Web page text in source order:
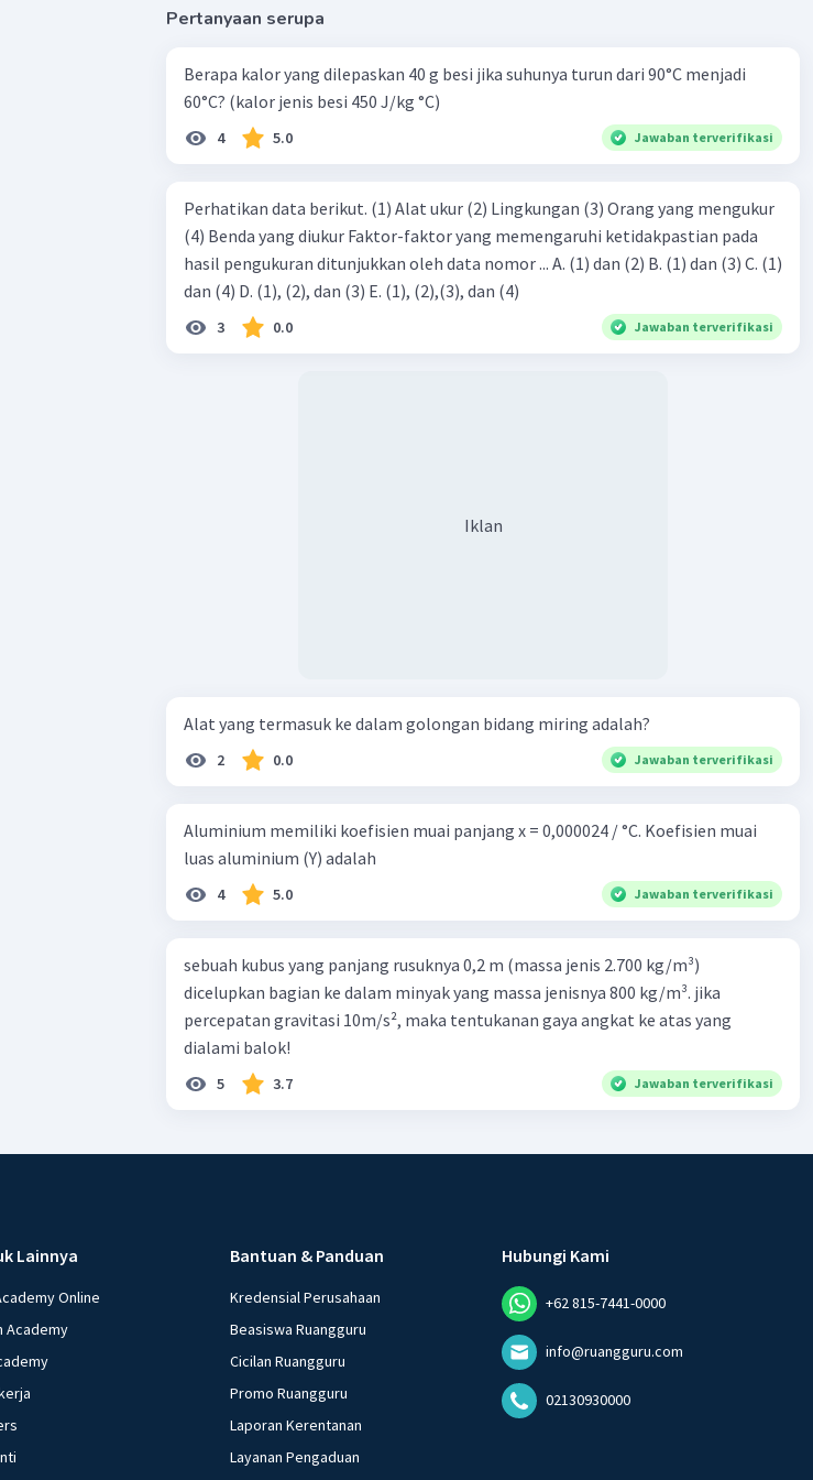
Pertanyaan serupa
Berapa kalor yang dilepaskan 40 g besi jika suhunya turun dari 90°C menjadi
60°C? (kalor jenis besi 450 J/kg °C)
4 5.0 Jawaban terverifikasi
Perhatikan data berikut. (1) Alat ukur (2) Lingkungan (3) Orang yang mengukur
(4) Benda yang diukur Faktor-faktor yang memengaruhi ketidakpastian pada
hasil pengukuran ditunjukkan oleh data nomor ... A. (1) dan (2) B. (1) dan (3) C. (1)
dan (4) D. (1), (2), dan (3) E. (1), (2),(3), dan (4)
3 0.0 Jawaban terverifikasi
Iklan
Alat yang termasuk ke dalam golongan bidang miring adalah?
2 0.0 Jawaban terverifikasi
Aluminium memiliki koefisien muai panjang x = 0,000024 / °C. Koefisien muai
luas aluminium (Y) adalah
4 5.0 Jawaban terverifikasi
sebuah kubus yang panjang rusuknya 0,2 m (massa jenis 2.700 kg/m³)
dicelupkan bagian ke dalam minyak yang massa jenisnya 800 kg/m³. jika
percepatan gravitasi 10m/s², maka tentukanan gaya angkat ke atas yang
dialami balok!
5 3.7 Jawaban terverifikasi
Lainnya
Online
Academy
Bantuan & Panduan
Kredensial Perusahaan
Beasiswa Ruangguru
Cicilan Ruangguru
Promo Ruangguru
Laporan Kerentanan
Layanan Pengaduan
Hubungi Kami
+62 815-7441-0000
info@ruangguru.com
02130930000